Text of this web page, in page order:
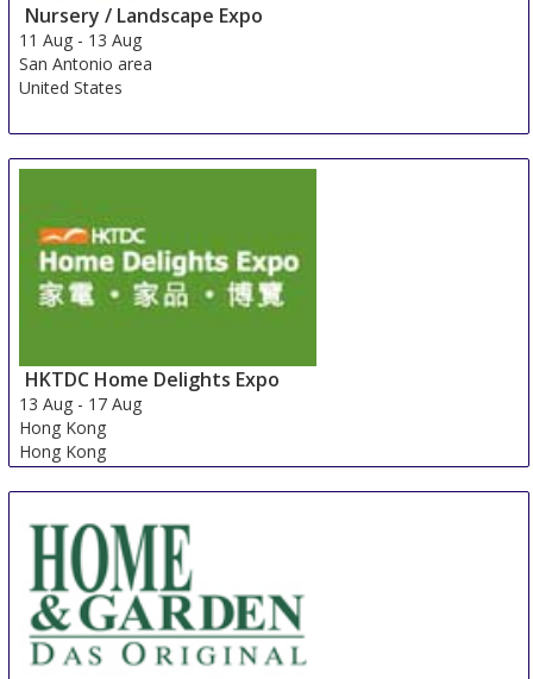
Nursery / Landscape Expo
11 Aug - 13 Aug
San Antonio area
United States
HKTDC Home Delights Expo
13 Aug - 17 Aug
Hong Kong
Hong Kong